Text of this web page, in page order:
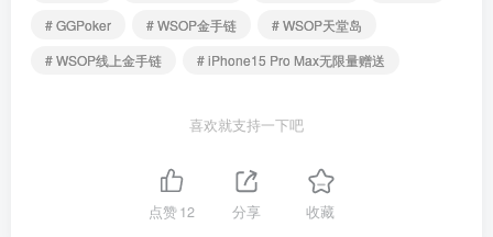
# GGPoker
# WSOP金手链
# WSOP天堂岛
# WSOP线上金手链
# iPhone15 Pro Max无限量赠送
喜欢就支持一下吧
点赞12 分享 收藏